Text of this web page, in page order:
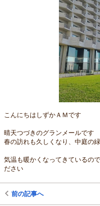
こんにちはしずかＡＭです
晴天つづきのグランメールです
春の訪れも久しくなり、中庭の
気温も暖かくなってきているの
ださい
前の記事へ